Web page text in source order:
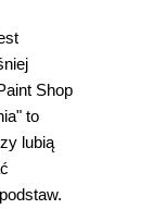
Shop
to
lubią